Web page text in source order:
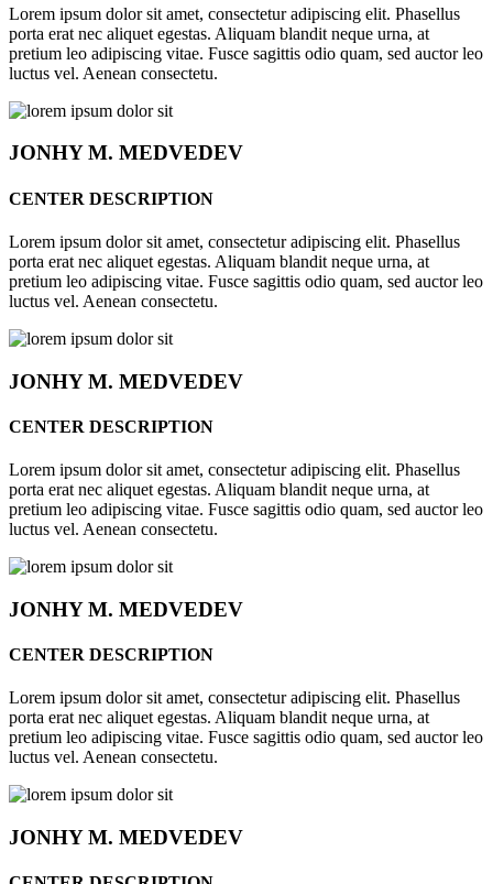
Lorem ipsum dolor sit amet, consectetur adipiscing elit. Phasellus
porta erat nec aliquet egestas. Aliquam blandit neque urna, at
pretium leo adipiscing vitae. Fusce sagittis odio quam, sed auctor leo
luctus vel. Aenean consectetu.
JONHYM. MEDVEDEV
CENTER DESCRIPTION
Lorem ipsum dolor sit amet, consectetur adipiscing elit. Phasellus
porta erat nec aliquet egestas. Aliquam blandit neque urna, at
pretium leo adipiscing vitae. Fusce sagittis odio quam, sed auctor leo
luctus vel. Aenean consectetu.
JONHYM. MEDVEDEV
CENTER DESCRIPTION
Lorem ipsum dolor sit amet, consectetur adipiscing elit. Phasellus
porta erat nec aliquet egestas. Aliquam blandit neque urna, at
pretium leo adipiscing vitae. Fusce sagittis odio quam, sed auctor leo
luctus vel. Aenean consectetu.
JONHYM. MEDVEDEV
CENTER DESCRIPTION
Lorem ipsum dolor sit amet, consectetur adipiscing elit. Phasellus
porta erat nec aliquet egestas. Aliquam blandit neque urna, at
pretium leo adipiscing vitae. Fusce sagittis odio quam, sed auctor leo
luctus vel. Aenean consectetu.
JONHYM. MEDVEDEV